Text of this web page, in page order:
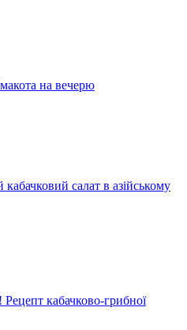
на вечерю
салат в азійському
кабачково-грибної